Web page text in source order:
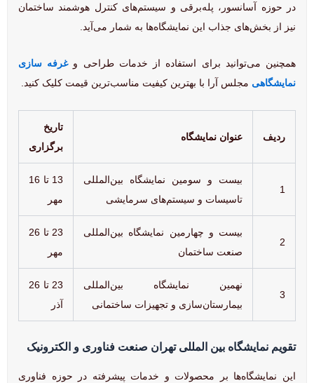
در حوزه آسانسور، پله‌برقی و سیستم‌های کنترل هوشمند ساختمان
نیز از بخش‌های جذاب این نمایشگاه‌ها به شمار می‌آید.
همچنین می‌توانید برای استفاده از خدمات طراحی وغرفه سازی
نمایشگاهی مجلس آرا با بهترین کیفیت مناسب‌ترین قیمت کلیک کنید.
ردیف عنوان نمایشگاه
تاریخ
برگزاری
1
بیست و سومین نمایشگاه بین‌المللی
تاسیسات و سیستم‌های سرمایشی
13 تا 16
مهر
2
بیست و چهارمین نمایشگاه بین‌المللی
صنعت ساختمان
23 تا 26
مهر
3
نهمین نمایشگاه بین‌المللی
بیمارستان‌سازی و تجهیزات ساختمانی
23 تا 26
آذر
تقویم نمایشگاه بین المللی تهران صنعت فناوری و الکترونیک
این نمایشگاه‌ها بر محصولات و خدمات پیشرفته در حوزه فناوری